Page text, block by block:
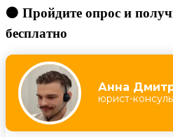
🟠 Пройдите опрос и
бесплатно